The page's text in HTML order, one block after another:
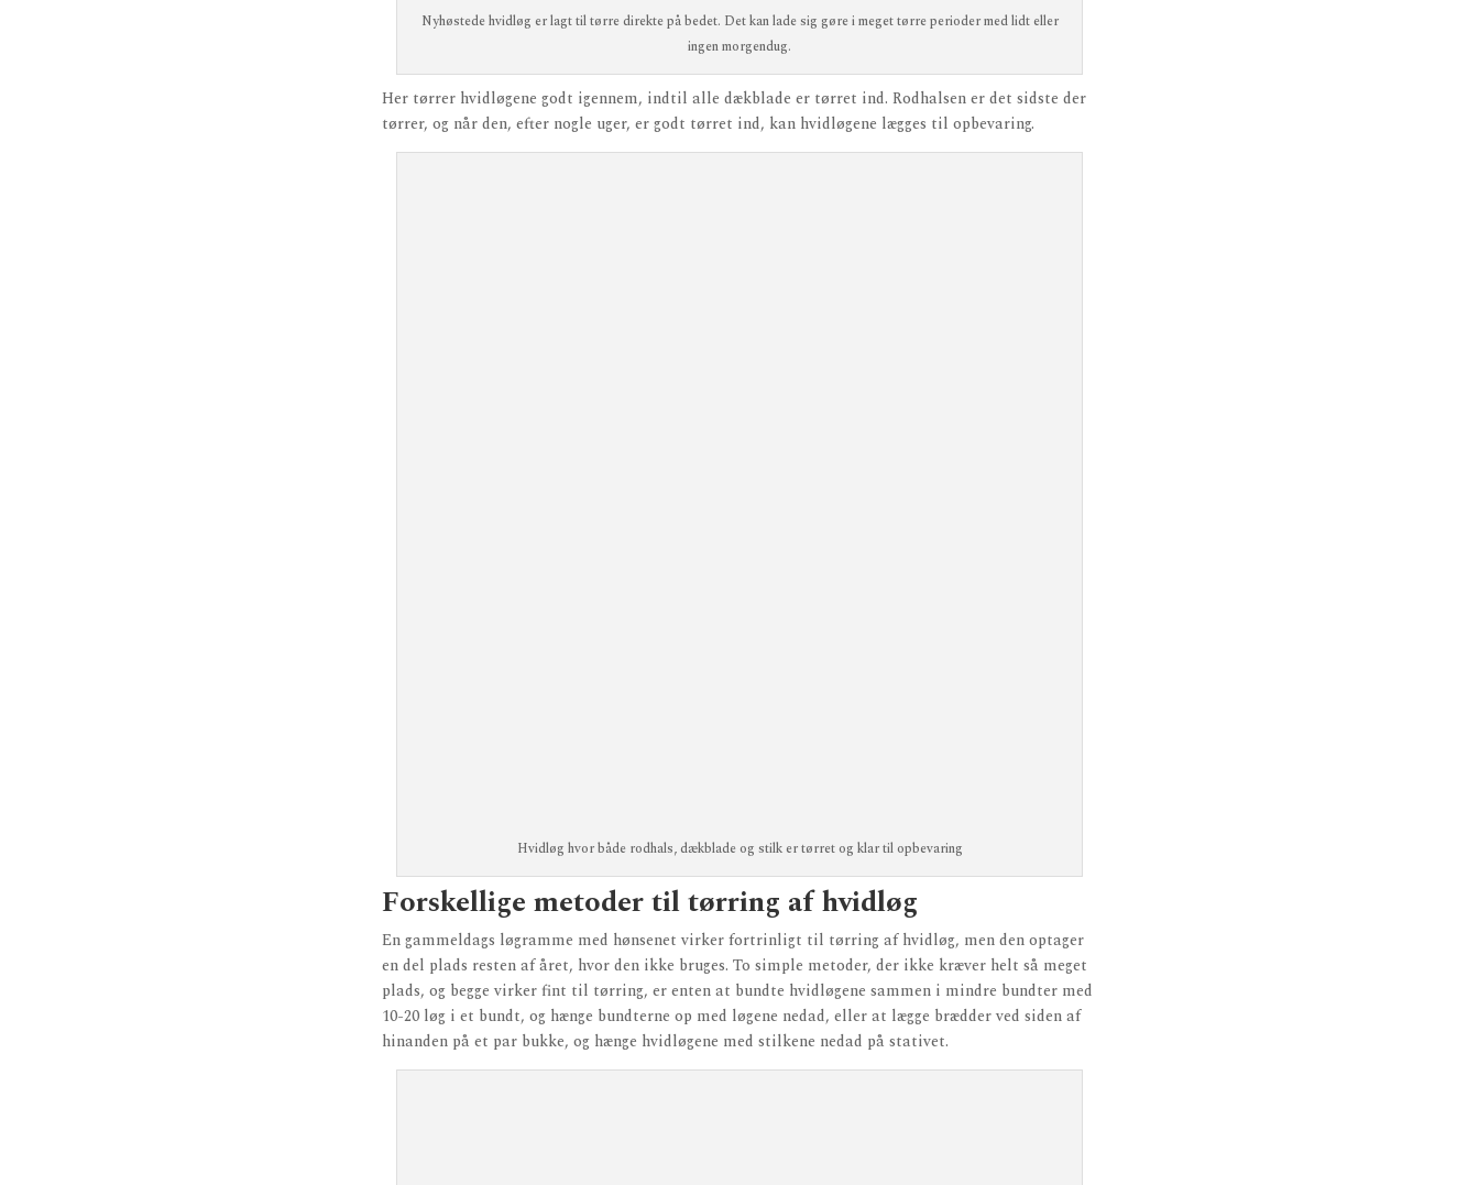
Nyhøstede hvidløg er lagt til tørre direkte på bedet. Det kan lade sig gøre i meget tørre perioder med lidt eller
ingen morgendug.
Her tørrer hvidløgene godt igennem, indtil alle dækblade er tørret ind. Rodhalsen er det sidste der
tørrer, og når den, efter nogle uger, er godt tørret ind, kan hvidløgene lægges til opbevaring.
Hvidløg hvor både rodhals, dækblade og stilk er tørret og klar til opbevaring
Forskellige metoder til tørring af hvidløg
En gammeldags løgramme med hønsenet virker fortrinligt til tørring af hvidløg, men den optager
en del plads resten af året, hvor den ikke bruges. To simple metoder, der ikke kræver helt så meget
plads, og begge virker fint til tørring, er enten at bundte hvidløgene sammen i mindre bundter med
10-20 løg i et bundt, og hænge bundterne op med løgene nedad, eller at lægge brædder ved siden af
hinanden på et par bukke, og hænge hvidløgene med stilkene nedad på stativet.